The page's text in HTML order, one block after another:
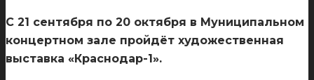
С 21 сентября по 20 октября в Муниципальном
концертном зале пройдёт художественная
выставка «Краснодар-1».